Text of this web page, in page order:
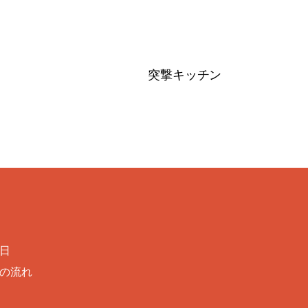
突撃キッチン
流れ